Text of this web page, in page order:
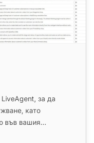
за да
като
във вашия